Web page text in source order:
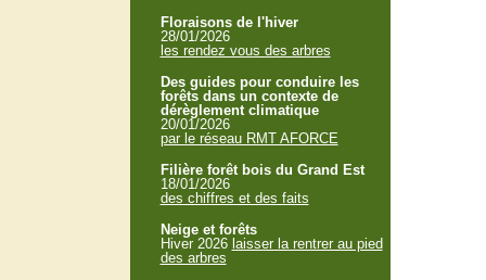
Floraisons de l'hiver
28/01/2026
les rendez vous des arbres
Des guides pour conduire les
forêts dans un contexte de
dérèglement climatique
20/01/2026
par le réseau RMT AFORCE
Filière forêt bois du Grand Est
18/01/2026
des chiffres et des faits
Neige et forêts
Hiver 2026 laisser la rentrer au pied
des arbres